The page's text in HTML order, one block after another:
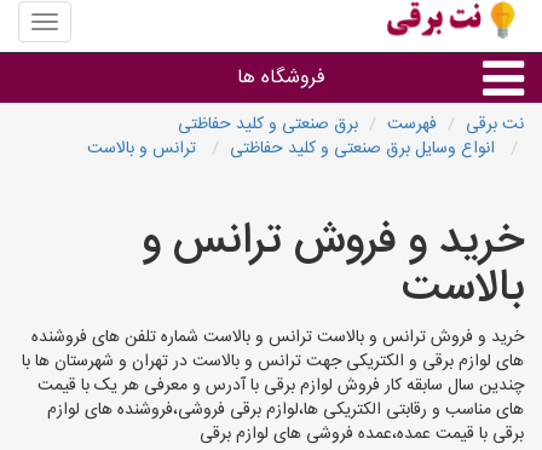
منوی
سایت
برقی
فروشگاه ها
روشنایی و نورپردازی
سایر گروه ها
نت برقی فهرست
برق صنعتی و کلید حفاظتی
انواع وسایل برق صنعتی و کلید حفاظتی
ترانس و بالاست
خرید و فروش ترانس و
بالاست
خرید و فروش ترانس و بالاست ترانس و بالاست شماره تلفن های فروشنده
های لوازم برقی و الکتریکی جهت ترانس و بالاست در تهران و شهرستان ها با
چندین سال سابقه کار فروش لوازم برقی با آدرس و معرفی هر یک با قیمت
های مناسب و رقابتی الکتریکی ها،لوازم برقی فروشی،فروشنده های لوازم
برقی با قیمت عمده،عمده فروشی های لوازم برقی